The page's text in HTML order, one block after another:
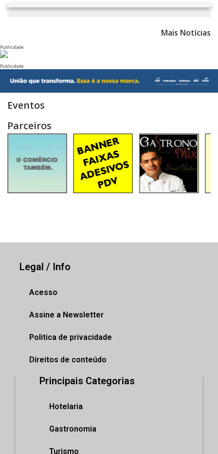
Mais Notícias
Publicidade
Publicidade
Eventos
Parceiros
Legal / Info
Acesso
Assine a Newsletter
Politica de privacidade
Direitos de conteúdo
Principais Categorias
Hotelaria
Gastronomia
Turismo